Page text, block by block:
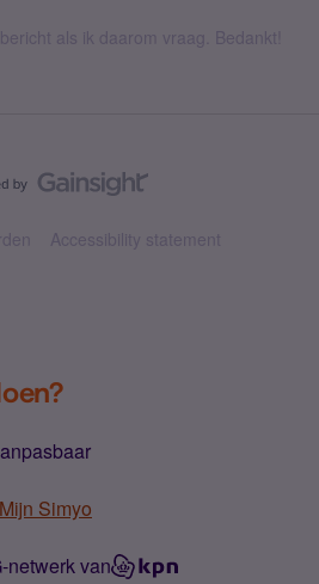
als ik daarom vraag. Bedankt!
Accessibility statement
Mijn Simyo
netwerk van